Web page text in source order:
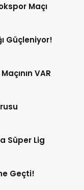
Maçı
Güçleniyor!
VAR
Süper Lig
Geçti!